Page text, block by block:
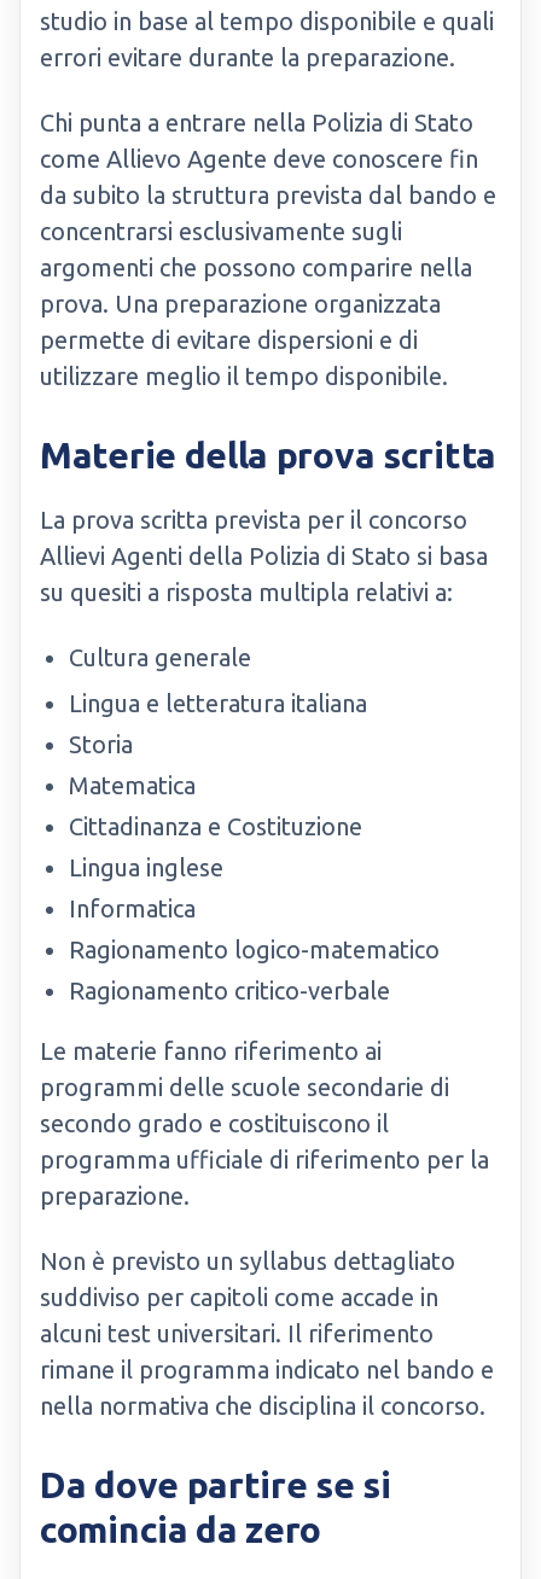
studio in base al tempo disponibile e quali
errori evitare durante la preparazione.
Chi punta a entrare nella Polizia di Stato
come Allievo Agente deve conoscere fin
da subito la struttura prevista dal bando e
concentrarsi esclusivamente sugli
argomenti che possono comparire nella
prova. Una preparazione organizzata
permette di evitare dispersioni e di
utilizzare meglio il tempo disponibile.
Materie della prova scritta
La prova scritta prevista per il concorso
Allievi Agenti della Polizia di Stato si basa
su quesiti a risposta multipla relativi a:
Cultura generale
Lingua e letteratura italiana
Storia
Matematica
Cittadinanza e Costituzione
Lingua inglese
Informatica
Ragionamento logico-matematico
Ragionamento critico-verbale
Le materie fanno riferimento ai
programmi delle scuole secondarie di
secondo grado e costituiscono il
programma ufficiale di riferimento per la
preparazione.
Non è previsto un syllabus dettagliato
suddiviso per capitoli come accade in
alcuni test universitari. Il riferimento
rimane il programma indicato nel bando e
nella normativa che disciplina il concorso.
Da dove partire se si
comincia da zero